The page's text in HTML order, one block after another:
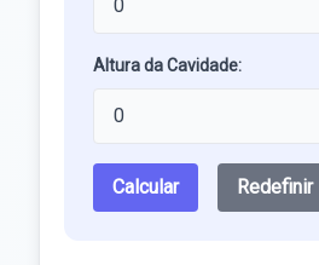
Altura da Cavidade:
Calcular Redefinir